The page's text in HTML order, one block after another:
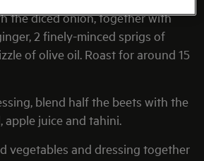
the diced onion, together with
2 finely-minced sprigs of
of olive oil. Roast for around 15
blend half the beets with the
apple juice and tahini.
vegetables and dressing together